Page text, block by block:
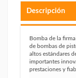
Descripción
Bomba de la
de bombas de
altos estándares
importantes
prestaciones y